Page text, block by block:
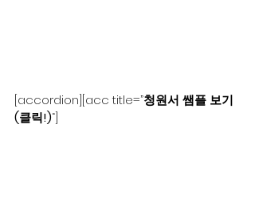
[accordion][acc title=”청원서 쌤플 보기
(클릭!)“]